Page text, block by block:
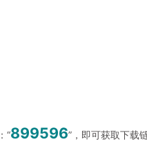
“899596”，即可获取下载